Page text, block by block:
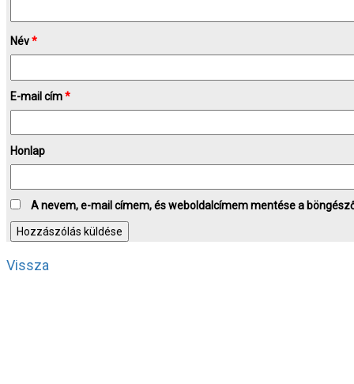
Név*
E-mail cím*
Honlap
A nevem, e-mail címem, és weboldalcímem mentése a
Vissza